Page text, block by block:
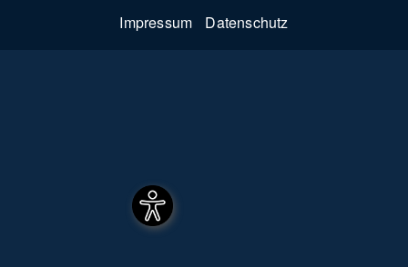
FußzeileImpressum Datenschutz